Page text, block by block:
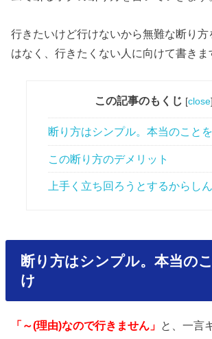
行きたいけど行けないから無難な断り
はなく、行きたくない人に向けて書きま
この記事のもくじ [close]
断り方はシンプル。本当のこと
この断り方のデメリット
上手く立ち回ろうとするからし
断り方はシンプル。本当の
け
「～(理由)なので行きません」 と、一言